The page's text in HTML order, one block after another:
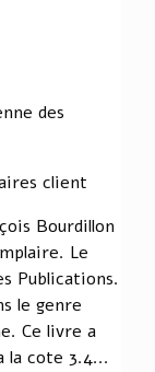
des
client
Bourdillon
Le
Publications.
le genre
Ce livre a
la cote 3.4...